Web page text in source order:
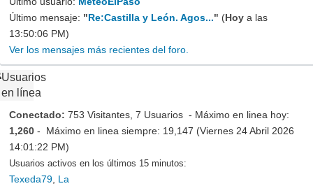
Último mensaje: "Re:Castilla y León. Agos..." (Hoy a las
13:50:06 PM)
Ver los mensajes más recientes del foro.
Usuarios
en línea
Conectado: 753 Visitantes, 7 Usuarios - Máximo en linea hoy:
1,260 - Máximo en linea siempre: 19,147 (Viernes 24 Abril 2026
14:01:22 PM)
Usuarios activos en los últimos 15 minutos:
Texeda79 La